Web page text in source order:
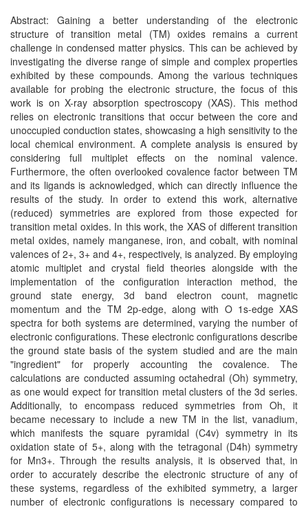
Abstract: Gaining a better understanding of the electronic
structure of transition metal (TM) oxides remains a current
challenge in condensed matter physics. This can be achieved by
investigating the diverse range of simple and complex properties
exhibited by these compounds. Among the various techniques
available for probing the electronic structure, the focus of this
work is on X-ray absorption spectroscopy (XAS). This method
relies on electronic transitions that occur between the core and
unoccupied conduction states, showcasing a high sensitivity to the
local chemical environment. A complete analysis is ensured by
considering full multiplet effects on the nominal valence.
Furthermore, the often overlooked covalence factor between TM
and its ligands is acknowledged, which can directly influence the
results of the study. In order to extend this work, alternative
(reduced) symmetries are explored from those expected for
transition metal oxides. In this work, the XAS of different transition
metal oxides, namely manganese, iron, and cobalt, with nominal
valences of 2+, 3+ and 4+, respectively, is analyzed. By employing
atomic multiplet and crystal field theories alongside with the
implementation of the configuration interaction method, the
ground state energy, 3d band electron count, magnetic
momentum and the TM 2p-edge, along with O 1s-edge XAS
spectra for both systems are determined, varying the number of
electronic configurations. These electronic configurations describe
the ground state basis of the system studied and are the main
"ingredient" for properly accounting the covalence. The
calculations are conducted assuming octahedral (Oh) symmetry,
as one would expect for transition metal clusters of the 3d series.
Additionally, to encompass reduced symmetries from Oh, it
became necessary to include a new TM in the list, vanadium,
which manifests the square pyramidal (C4v) symmetry in its
oxidation state of 5+, along with the tetragonal (D4h) symmetry
for Mn3+. Through the results analysis, it is observed that, in
order to accurately describe the electronic structure of any of
these systems, regardless of the exhibited symmetry, a larger
number of electronic configurations is necessary compared to